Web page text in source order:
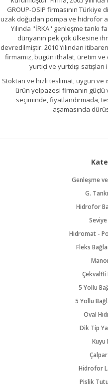
GROUP-OSIP firmasının Türkiye
uzak doğudan pompa ve hidrofor
Yılında ''İRKA'' genleşme tankı
dünyanın pek çok ülkesine
devredilmiştir. 2010 Yılından
firmamız, bugün ithalat, üretim
yurtiçi ve yurtdışı
Stoktan ve hızlı teslimat, uygun ve
ürün yelpazesi firmanın
seçiminde, fiyatlandırmada,
aşamasında
Genleşme
G.
Hidrofor
Hidromat -
Fleks
Çekvalfli
5 Yollu
5 Yollu
Oval
Dik Tip
Kuyu
Hidrofor
Pislik